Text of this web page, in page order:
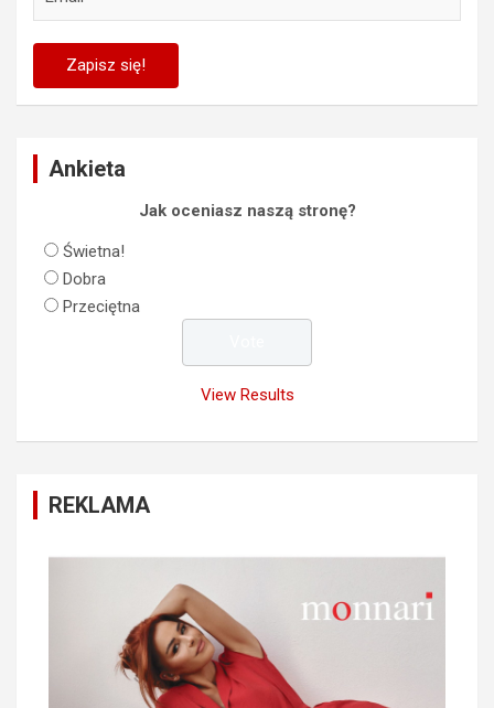
Ankieta
Jak oceniasz naszą stronę?
Świetna!
Dobra
Przeciętna
View Results
REKLAMA